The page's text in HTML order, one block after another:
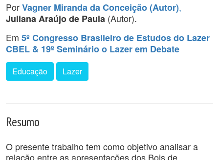
PorVagner Miranda da Conceição (Autor),
Juliana Araújo de Paula (Autor).
Em 5º Congresso Brasileiro de Estudos do Lazer
CBEL & 19º Seminário o Lazer em Debate
Educação Lazer
Resumo
O presente trabalho tem como objetivo analisar a
relação entre as apresentações dos Bois de